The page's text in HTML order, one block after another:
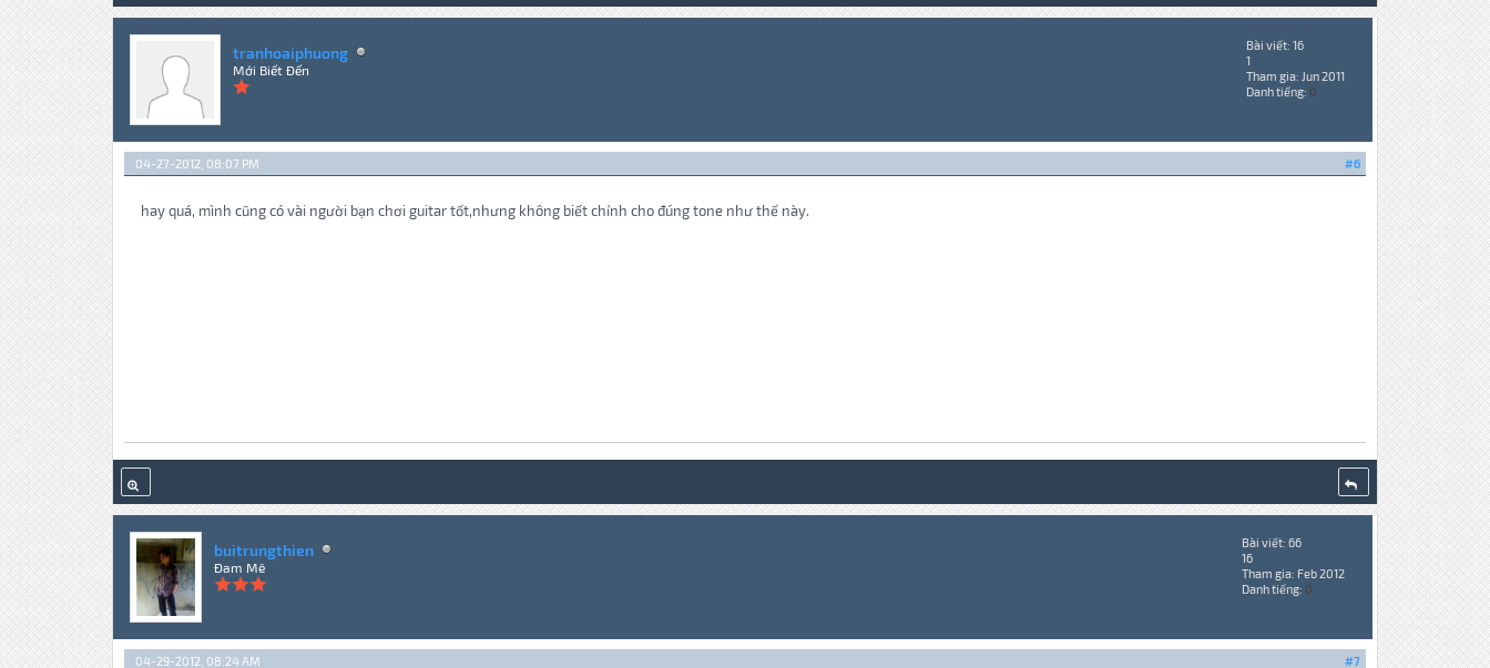
tranhoaiphuong
Mới Biết Đến
Bài viết: 16
1
Tham gia: Jun 2011
Danh tiếng: 0
#6
04-27-2012, 08:07 PM
hay quá, mình cũng có vài người bạn chơi guitar tốt,nhưng không biết chỉnh cho đúng tone như thế này.
buitrungthien
Đam Mê
Bài viết: 66
16
Tham gia: Feb 2012
Danh tiếng: 0
#7
04-29-2012, 08:24 AM